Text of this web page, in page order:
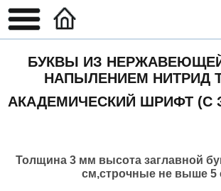
БУКВЫ ИЗ
НАПЫЛЕНИЕМ НИТРИД
АКАДЕМИЧЕСКИЙ ШРИФТ (С
Толщина 3 мм высота заглавной
см,строчные не выше 5